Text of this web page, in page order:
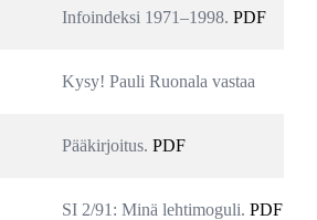
Infoindeksi 1971–1998. PDF
Kysy! Pauli Ruonala vastaa
Pääkirjoitus. PDF
SI 2/91: Minä lehtimoguli. PDF